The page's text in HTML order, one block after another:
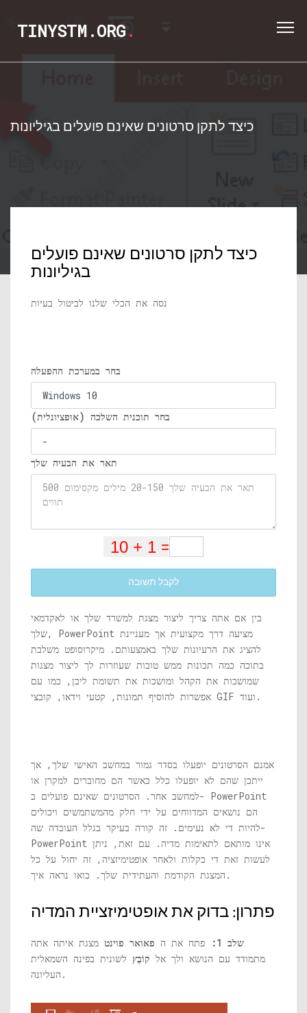
TINYSTM.ORG.
כיצד לתקן סרטונים שאינם פועלים בגיליונות
כיצד לתקן סרטונים שאינם פועלים
בגיליונות
נסה את הכלי שלנו לביטול בעיות
בחר במערכת ההפעלה
בחר תוכנית השלכה (אופציונלית)
תאר את הבעיה שלך
לקבל תשובה
בין אם אתה צריך ליצור מצגת למשרד שלך או לאקדמאי
שלך, PowerPoint מציעה דרך מקצועית אך מעניינת
להציג את הרעיונות שלך באמצעותם. מיקרוסופט משלבת
בתוכה כמה תכונות ממש טובות שעוזרות לך ליצור מצגות
שמושכות את הקהל ומושכות את תשומת ליבן, כמו עם
אפשרות להוסיף תמונות, קטעי וידאו, קובצי GIF ועוד.
אמנם הסרטונים יופעלו בסדר גמור במחשב האישי שלך, אך
ייתכן שהם לא יופעלו כלל כאשר הם מחוברים למקרן או
למחשב אחר. הסרטונים שאינם פועלים ב- PowerPoint
הם נושאים המדווחים על ידי חלק מהמשתמשים ויכולים
להיות די לא נעימים. זה קורה בעיקר בגלל העובדה שה-
PowerPoint אינו מותאם לתאימות מדיה. עם זאת, ניתן
לעשות זאת די בקלות ולאחר אופטימיזציה, זה יחול על כל
המצגת הקודמת והעתידית שלך. בואו נראה איך.
פתרון: בדוק את אופטימיזציית המדיה
שלב 1: פתח את ה פאואר פוינט מצגת איתה אתה
מתמודד עם הנושא ולך אל קוֹבֶץ לשונית בפינה השמאלית
העליונה.